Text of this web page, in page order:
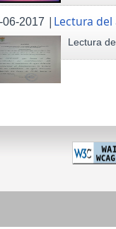
06-2017 | Lectura del
Lectura